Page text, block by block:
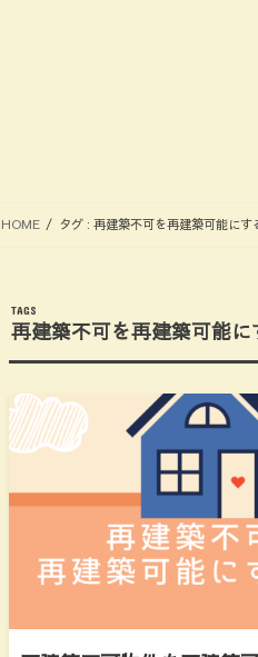
HOME タグ : 再建築不可を再建築可能にす
再建築不可を再建築可能に